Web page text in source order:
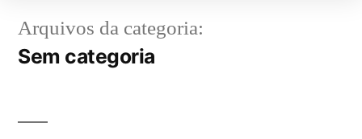
Arquivos da categoria:
Sem categoria